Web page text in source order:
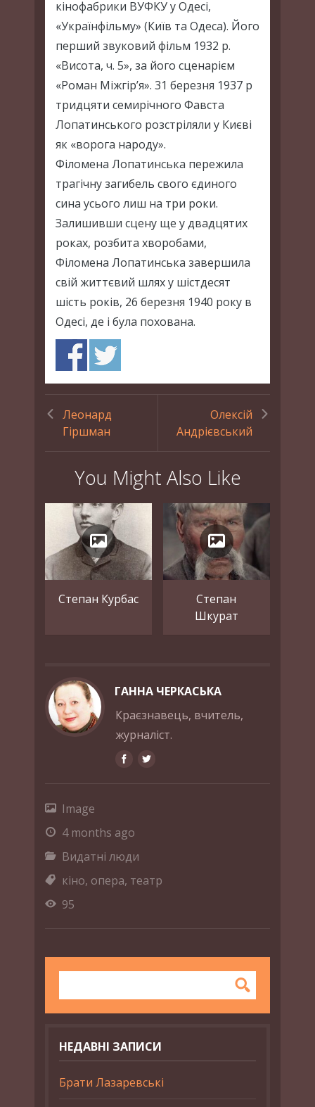
кінофабрики ВУФКУ у Одесі,
«Українфільму» (Київ та Одеса). Його
перший звуковий фільм 1932 р.
«Висота, ч. 5», за його сценарієм
«Роман Міжгір’я». 31 березня 1937 р
тридцяти семирічного Фавста
Лопатинського розстріляли у Києві
як «ворога народу».
Філомена Лопатинська пережила
трагічну загибель свого єдиного
сина усього лиш на три роки.
Залишивши сцену ще у двадцятих
роках, розбита хворобами,
Філомена Лопатинська завершила
свій життєвий шлях у шістдесят
шість років, 26 березня 1940 року в
Одесі, де і була похована.
Леонард
Гіршман
Олексій
Андрієвський
You Might Also Like
Степан Курбас
Степан
Шкурат
ГАННА ЧЕРКАСЬКА
Краєзнавець, вчитель,
журналіст.
Image
4 months ago
Видатні люди
кіно, опера, театр
95
НЕДАВНІ ЗАПИСИ
Брати Лазаревські